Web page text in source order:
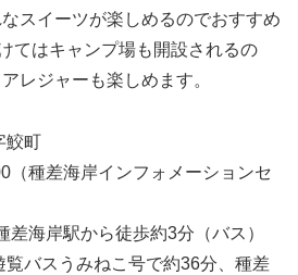
スイーツが楽しめるのでおすすめ
てはキャンプ場も開設されるの
レジャーも楽しめます。
鮫町
（種差海岸インフォメーションセ
差海岸駅から徒歩約3分（バス）
バスうみねこ号で約36分、種差